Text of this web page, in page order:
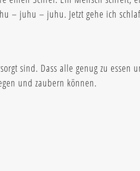
– juhu – juhu. Jetzt gehe ich
sind. Dass alle genug zu essen
und zaubern können.